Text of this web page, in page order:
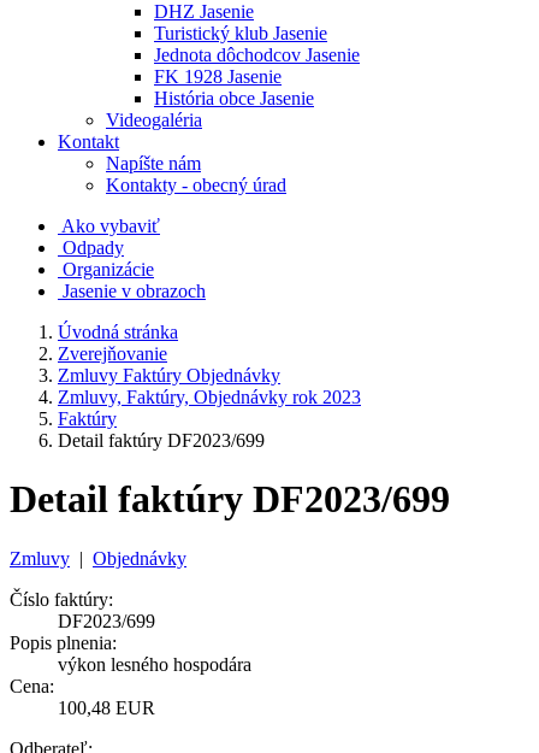
DHZ Jasenie
Turistický klub Jasenie
Jednota dôchodcov Jasenie
FK 1928 Jasenie
História obce Jasenie
Videogaléria
Kontakt
Napíšte nám
Kontakty - obecný úrad
Ako vybaviť
Odpady
Organizácie
Jasenie v obrazoch
Úvodná stránka
Zverejňovanie
Zmluvy Faktúry Objednávky
Zmluvy, Faktúry, Objednávky rok 2023
Faktúry
Detail faktúry DF2023/699
Detail faktúry DF2023/699
Zmluvy | Objednávky
Číslo faktúry:
DF2023/699
Popis plnenia:
výkon lesného hospodára
Cena:
100,48 EUR
Odberateľ: